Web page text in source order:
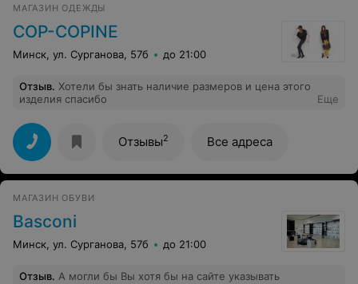
МАГАЗИН ОДЕЖДЫ
COP-СOPINE
Минск, ул. Сурганова, 57б до 21:00
Отзыв. Хотели бы знать наличие размеров и цена этого
изделия спасибо
Еще
Отзывы2 Все адреса
МАГАЗИН ОБУВИ
Basconi
Минск, ул. Сурганова, 57б до 21:00
Отзыв. А могли бы Вы хотя бы на сайте указывать